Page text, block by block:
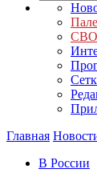
СВО
Главная
В России